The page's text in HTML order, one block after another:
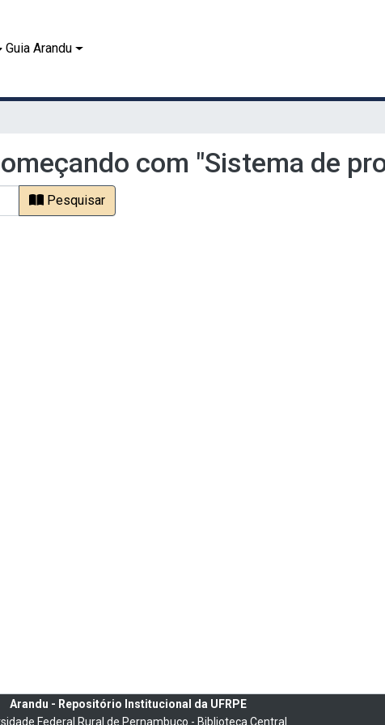
Guia Arandu
com "Sistema de
Pesquisar
Arandu - Repositório Institucional da UFRPE
Federal Rural de Pernambuco - Biblioteca Central